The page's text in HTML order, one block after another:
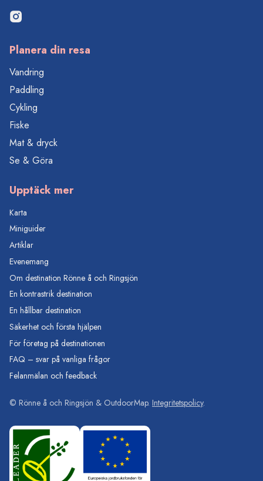
Planera din resa
Vandring
Paddling
Cykling
Fiske
Mat & dryck
Se & Göra
Upptäck mer
Karta
Miniguider
Artiklar
Evenemang
Om destination Rönne å och Ringsjön
En kontrastrik destination
En hållbar destination
Säkerhet och första hjälpen
För företag på destinationen
FAQ – svar på vanliga frågor
Felanmälan och feedback
© Rönne å och Ringsjön & OutdoorMap. Integritetspolicy.